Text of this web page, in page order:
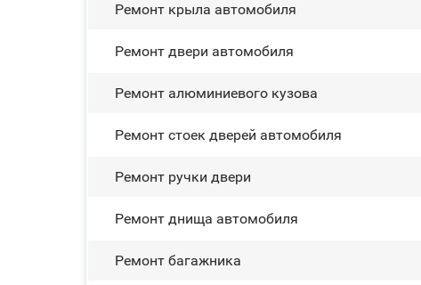
Ремонт крыла автомобиля
Ремонт двери автомобиля
Ремонт алюминиевого кузова
Ремонт стоек дверей автомобиля
Ремонт ручки двери
Ремонт днища автомобиля
Ремонт багажника